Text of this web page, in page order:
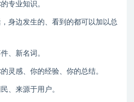
业知识。
，身边发生的、看到的都可以加以总
新名词。
感、你的经验、你的总结。
、来源于用户。